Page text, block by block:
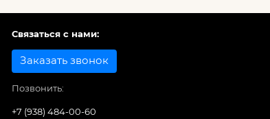
Связаться с нами:
Заказать звонок
Позвонить:
+7 (938) 484-00-60